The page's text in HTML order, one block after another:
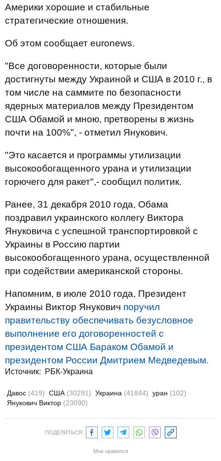
Америки хорошие и стабильные
стратегические отношения.
Об этом сообщает euronews.
"Все договоренности, которые были
достигнуты между Украиной и США в 2010 г., в
том числе на саммите по безопасности
ядерных материалов между Президентом
США Обамой и мною, претворены в жизнь
почти на 100%", - отметил Янукович.
"Это касается и программы утилизации
высокообогащенного урана и утилизации
горючего для ракет",- сообщил политик.
Ранее, 31 декабря 2010 года, Обама
поздравил украинского коллегу Виктора
Януковича с успешной транспортировкой с
Украины в Россию партии
высокообогащенного урана, осуществленной
при содействии американской стороны.
Напомним, в июле 2010 года, Президент
Украины Виктор Янукович поручил
правительству обеспечивать безусловное
выполнение его договоренностей с
президентом США Бараком Обамой и
президентом России Дмитрием Медведевым.
Источник: РБК-Украина
Давос (419) США (30291) Украина (41844) уран (102)
Янукович Виктор (23090)
ПОДЕЛИТЬСЯ:
Мне нравится